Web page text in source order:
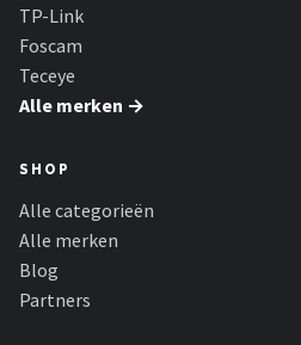
TP-Link
Foscam
Teceye
Alle merken →
SHOP
Alle categorieën
Alle merken
Blog
Partners